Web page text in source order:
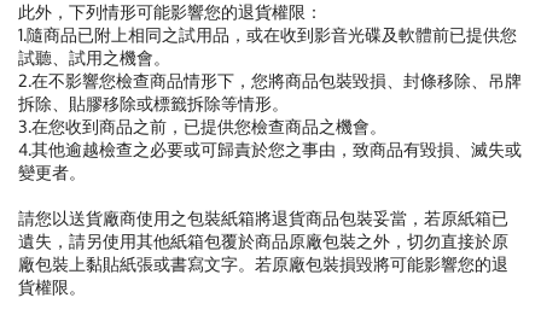
此外，下列情形可能影響您的退貨權限：
1.隨商品已附上相同之試用品，或在收到影音光碟及軟體前已提供您
試聽、試用之機會。
2.在不影響您檢查商品情形下，您將商品包裝毀損、封條移除、吊牌
拆除、貼膠移除或標籤拆除等情形。
3.在您收到商品之前，已提供您檢查商品之機會。
4.其他逾越檢查之必要或可歸責於您之事由，致商品有毀損、滅失或
變更者。
請您以送貨廠商使用之包裝紙箱將退貨商品包裝妥當，若原紙箱已
遺失，請另使用其他紙箱包覆於商品原廠包裝之外，切勿直接於原
廠包裝上黏貼紙張或書寫文字。若原廠包裝損毀將可能影響您的退
貨權限。